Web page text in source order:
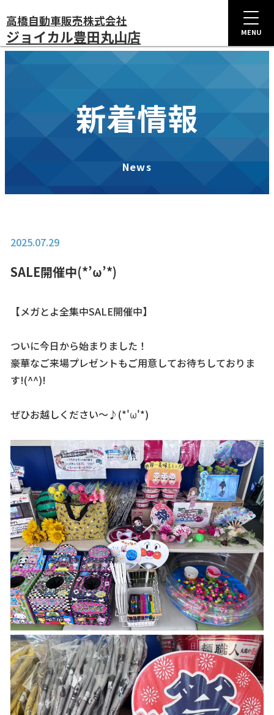
高橋自動車販売株式会社
ジョイカル豊田丸山店 MENU
新着情報
News
2025.07.29
SALE開催中(*’ω’*)
【メガとよ全集中SALE開催中】
ついに今日から始まりました！
豪華なご来場プレゼントもご用意してお待ちしておりま
す!(^^)!
ぜひお越しください〜♪(*'ω'*)